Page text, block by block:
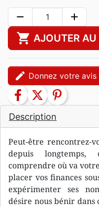
Description
Peut-être rencontrez-
depuis
comprendre où va
placer vos finances
expérimenter ses
désire nous bénir dans
remove add
shopping_cart AJOUTER AU
edit Donnez votre avis
facebook twitter pinterest